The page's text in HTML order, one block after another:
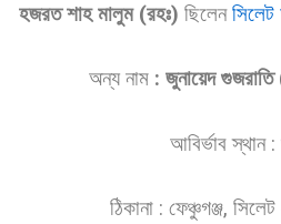
হজরত শাহ মালুম (রহঃ) ছিলেনসিলেট
অন্য নাম : জুনায়েদ
আবির্ভাব স্থান :
ঠিকানা : ফেঞ্চুগঞ্জ,